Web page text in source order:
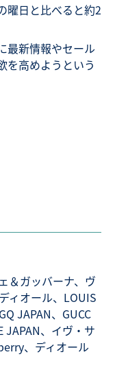
曜日と比べると約2
最新情報やセール
を高めようという
＆ガッバーナ、ヴ
ィオール、LOUIS
JAPAN、GUCC
JAPAN、イヴ・サ
、ディオール